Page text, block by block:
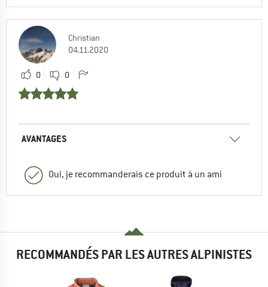
Christian
04.11.2020
0 0
AVANTAGES
Oui, je recommanderais ce produit à un ami
RECOMMANDÉS PAR LES AUTRES ALPINISTES